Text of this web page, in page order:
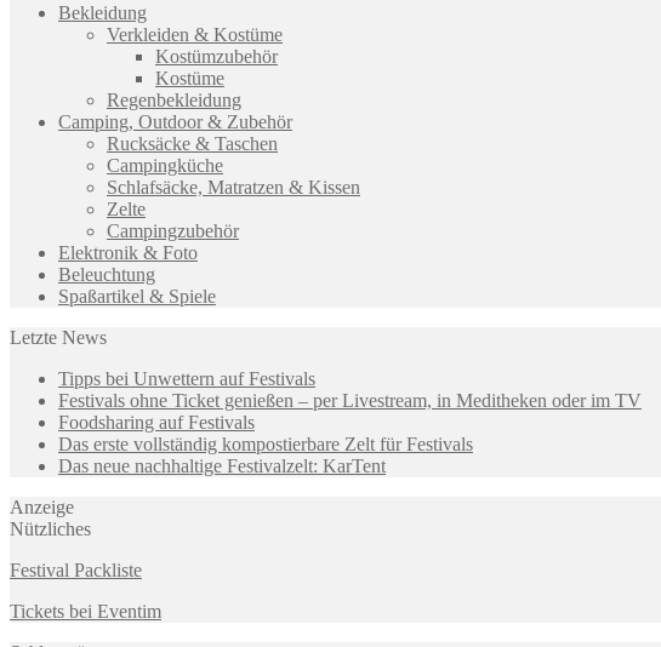
Bekleidung
Verkleiden & Kostüme
Kostümzubehör
Kostüme
Regenbekleidung
Camping, Outdoor & Zubehör
Rucksäcke & Taschen
Campingküche
Schlafsäcke, Matratzen & Kissen
Zelte
Campingzubehör
Elektronik & Foto
Beleuchtung
Spaßartikel & Spiele
Letzte News
Tipps bei Unwettern auf Festivals
Festivals ohne Ticket genießen – per Livestream, in Meditheken oder im TV
Foodsharing auf Festivals
Das erste vollständig kompostierbare Zelt für Festivals
Das neue nachhaltige Festivalzelt: KarTent
Anzeige
Nützliches
Festival Packliste
Tickets bei Eventim